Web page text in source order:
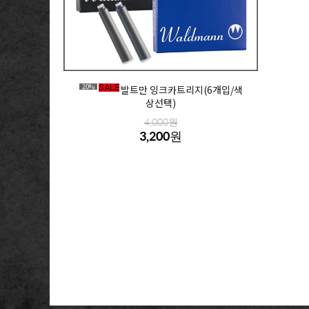
20%
발트만 잉크카트리지(6개입/색
상선택)
4,000원
3,200원